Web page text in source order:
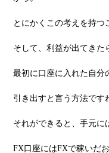
とにかくこの考えを持つ
そして、利益が出てきた
最初に⼝座に⼊れた⾃分
引き出すと⾔う⽅法です
それができると、⼿元に
FX⼝座にはFXで稼いだ